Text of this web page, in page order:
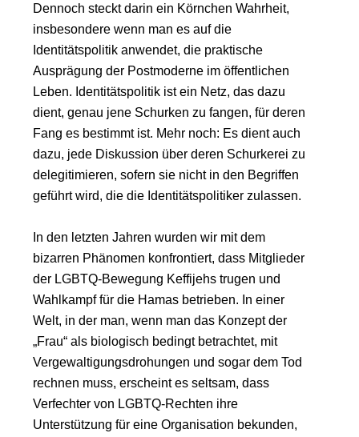
Dennoch steckt darin ein Körnchen Wahrheit,
insbesondere wenn man es auf die
Identitätspolitik anwendet, die praktische
Ausprägung der Postmoderne im öffentlichen
Leben. Identitätspolitik ist ein Netz, das dazu
dient, genau jene Schurken zu fangen, für deren
Fang es bestimmt ist. Mehr noch: Es dient auch
dazu, jede Diskussion über deren Schurkerei zu
delegitimieren, sofern sie nicht in den Begriffen
geführt wird, die die Identitätspolitiker zulassen.
In den letzten Jahren wurden wir mit dem
bizarren Phänomen konfrontiert, dass Mitglieder
der LGBTQ-Bewegung Keffijehs trugen und
Wahlkampf für die Hamas betrieben. In einer
Welt, in der man, wenn man das Konzept der
„Frau“ als biologisch bedingt betrachtet, mit
Vergewaltigungsdrohungen und sogar dem Tod
rechnen muss, erscheint es seltsam, dass
Verfechter von LGBTQ-Rechten ihre
Unterstützung für eine Organisation bekunden,